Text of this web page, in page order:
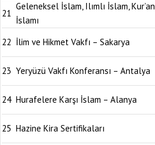
21
Geleneksel İslam, Ilımlı İslam, Kur’an
İslamı
22 İlim ve Hikmet Vakfı – Sakarya
23 Yeryüzü Vakfı Konferansı – Antalya
24 Hurafelere Karşı İslam – Alanya
25 Hazine Kira Sertifikaları